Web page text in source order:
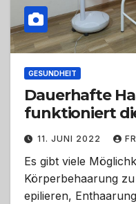
GESUNDHEIT
Dauerhafte
funktioniert
11. JUNI 2022
Es gibt viele
Körperbehaarung
epilieren,